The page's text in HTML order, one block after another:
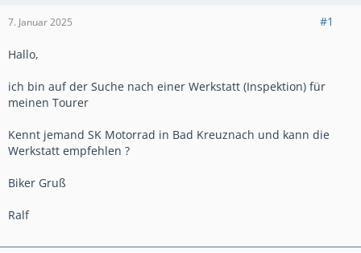
7. Januar 2025 #1
Hallo,
ich bin auf der Suche nach einer Werkstatt (Inspektion) für
meinen Tourer
Kennt jemand SK Motorrad in Bad Kreuznach und kann die
Werkstatt empfehlen ?
Biker Gruß
Ralf